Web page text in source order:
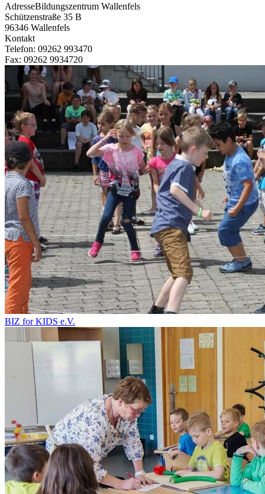
AdresseBildungszentrum Wallenfels
Schützenstraße 35 B
96346 Wallenfels
Kontakt
Telefon: 09262 993470
Fax: 09262 9934720
BIZ for KIDS e.V.